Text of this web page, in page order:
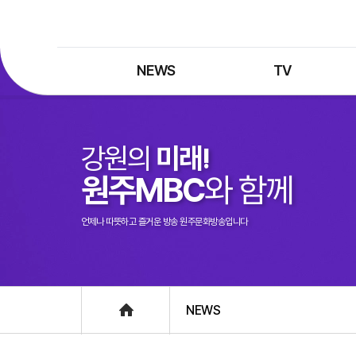
NEWS
뉴스검색
제보는 MBC
정정·반론보도
TV
종영 프로그램
프로그램 구입안내
UHDTV 즐기는 방법
강원의 미래!
원주MBC와 함께
언제나 따뜻하고 즐거운 방송 원주문화방송입니다
NEWS